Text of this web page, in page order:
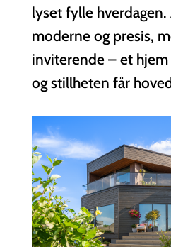
lyset fylle
moderne og presis,
inviterende – et
og stillheten får